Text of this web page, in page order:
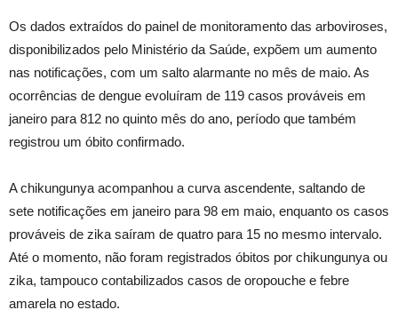
Os dados extraídos do painel de monitoramento das arboviroses,
disponibilizados pelo Ministério da Saúde, expõem um aumento
nas notificações, com um salto alarmante no mês de maio. As
ocorrências de dengue evoluíram de 119 casos prováveis em
janeiro para 812 no quinto mês do ano, período que também
registrou um óbito confirmado.
A chikungunya acompanhou a curva ascendente, saltando de
sete notificações em janeiro para 98 em maio, enquanto os casos
prováveis de zika saíram de quatro para 15 no mesmo intervalo.
Até o momento, não foram registrados óbitos por chikungunya ou
zika, tampouco contabilizados casos de oropouche e febre
amarela no estado.